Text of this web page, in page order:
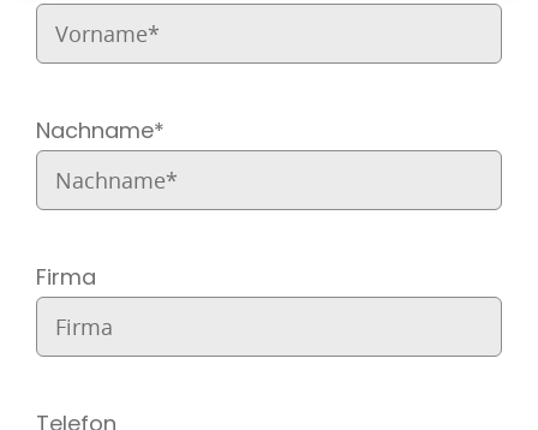
Nachname*
Firma
Telefon